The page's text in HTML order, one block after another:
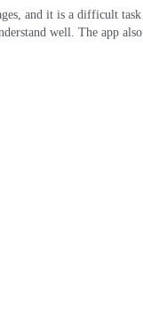
, and it is a difficult
well. The app